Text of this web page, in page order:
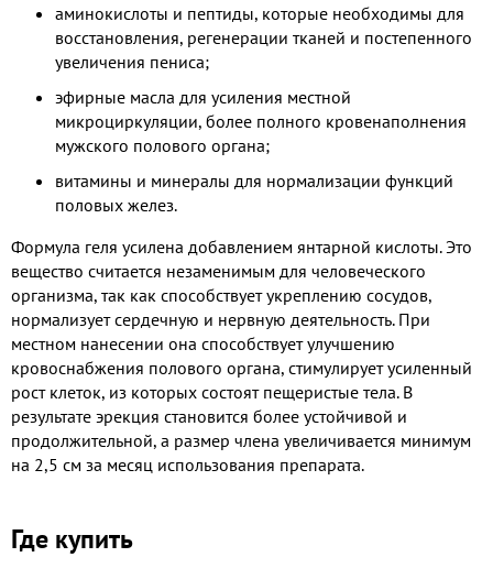
аминокислоты и пептиды, которые необходимы для
восстановления, регенерации тканей и постепенного
увеличения пениса;
эфирные масла для усиления местной
микроциркуляции, более полного кровенаполнения
мужского полового органа;
витамины и минералы для нормализации функций
половых желез.
Формула геля усилена добавлением янтарной кислоты. Это
вещество считается незаменимым для человеческого
организма, так как способствует укреплению сосудов,
нормализует сердечную и нервную деятельность. При
местном нанесении она способствует улучшению
кровоснабжения полового органа, стимулирует усиленный
рост клеток, из которых состоят пещеристые тела. В
результате эрекция становится более устойчивой и
продолжительной, а размер члена увеличивается минимум
на 2,5 см за месяц использования препарата.
Где купить